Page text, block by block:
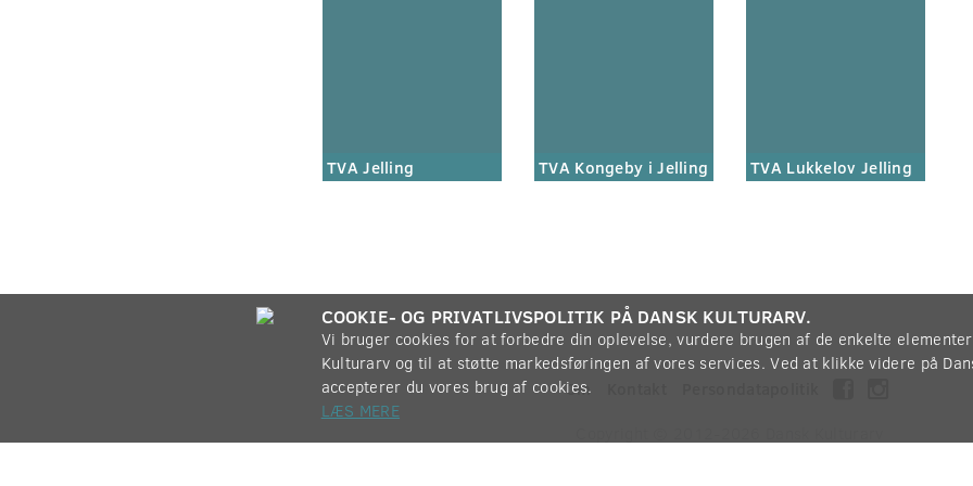
TVA Jelling TVA Kongeby i Jelling TVA Lukkelov Jelling
Om
COOKIE- OG PRIVATLIVSPOLITIK PÅ DANSK KULTURARV.
Vi bruger cookies for at forbedre din oplevelse, vurdere brugen af de enkelte
Kulturarv og til at støtte markedsføringen af vores services. Ved at klikke videre på
accepterer du vores brug af cookies.
LÆS MERE